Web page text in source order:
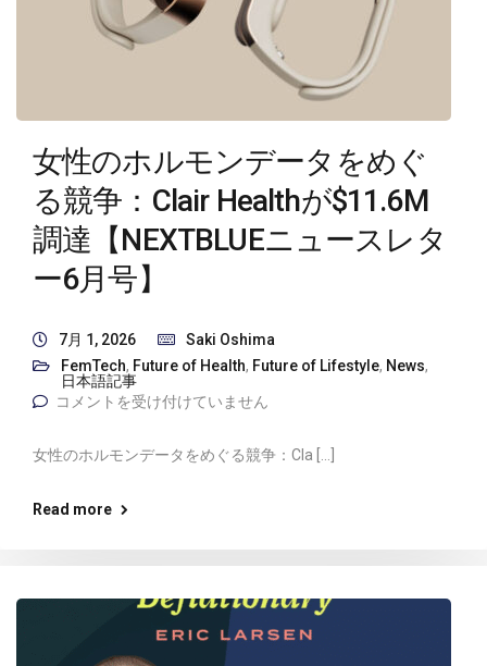
女性のホルモンデータをめぐ
る競争：Clair Healthが$11.6M
調達【NEXTBLUEニュースレタ
ー6月号】
7月 1, 2026
Saki Oshima
FemTech, Future of Health, Future of Lifestyle, News,
日本語記事
コメントを受け付けていません
女性のホルモンデータをめぐる競争：Cla […]
Read more